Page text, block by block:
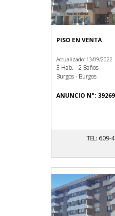
PISO EN VENTA
Actualizado: 13/09/2022
3 Hab. - 2 Baños
Burgos - Burgos
ANUNCIO N°: 39269
TEL: 609-